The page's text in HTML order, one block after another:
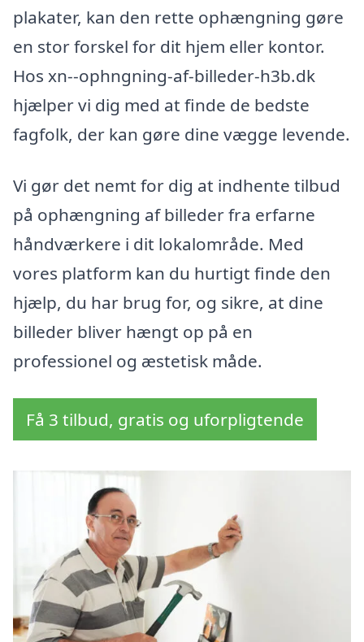
plakater, kan den rette ophængning gøre
en stor forskel for dit hjem eller kontor.
Hos xn--ophngning-af-billeder-h3b.dk
hjælper vi dig med at finde de bedste
fagfolk, der kan gøre dine vægge levende.
Vi gør det nemt for dig at indhente tilbud
på ophængning af billeder fra erfarne
håndværkere i dit lokalområde. Med
vores platform kan du hurtigt finde den
hjælp, du har brug for, og sikre, at dine
billeder bliver hængt op på en
professionel og æstetisk måde.
Få 3 tilbud, gratis og uforpligtende